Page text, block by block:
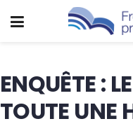
ENQUÊTE :
TOUTE UNE